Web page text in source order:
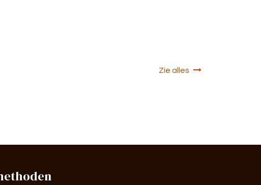
Zie alles